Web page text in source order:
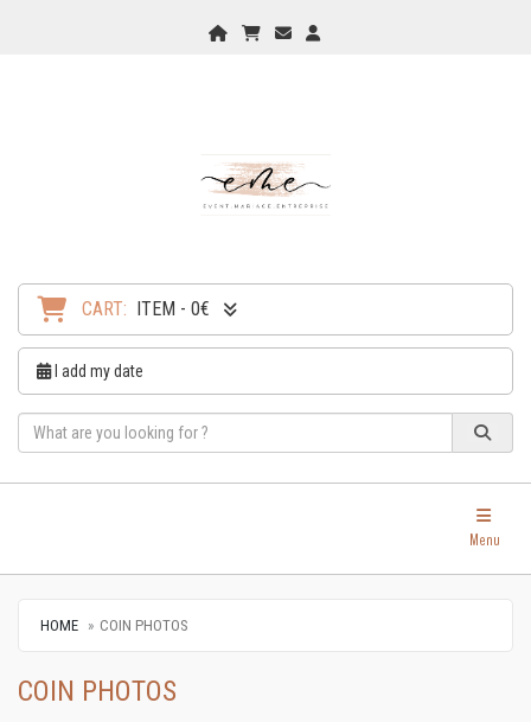
Home My CartCheckout
CART: ITEM - 0€
I add my date
Toggle
Menu
HOME COIN PHOTOS
COIN PHOTOS